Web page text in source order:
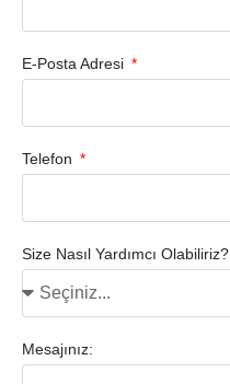
E-Posta Adresi
Telefon
Size Nasıl Yardımcı Olabiliriz?
Mesajınız: